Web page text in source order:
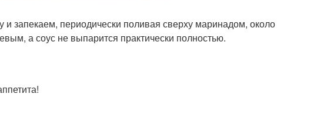
запекаем, периодически поливая сверху маринадом, около
а соус не выпарится практически полностью.